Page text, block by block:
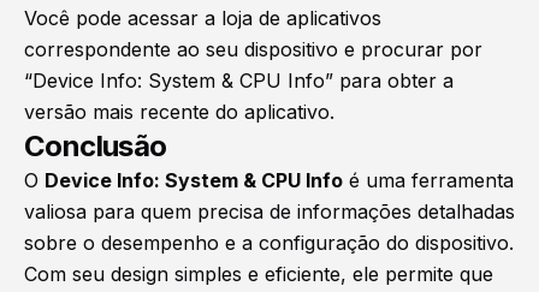
Você pode acessar a loja de aplicativos
correspondente ao seu dispositivo e procurar por
“Device Info: System & CPU Info” para obter a
versão mais recente do aplicativo.
Conclusão
O Device Info: System & CPU Info é uma ferramenta
valiosa para quem precisa de informações detalhadas
sobre o desempenho e a configuração do dispositivo.
Com seu design simples e eficiente, ele permite que